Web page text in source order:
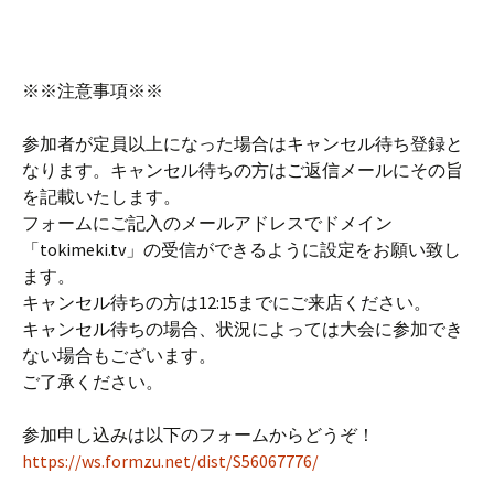
※※注意事項※※
参加者が定員以上になった場合はキャンセル待ち登録と
なります。キャンセル待ちの方はご返信メールにその旨
を記載いたします。
フォームにご記入のメールアドレスでドメイン
「tokimeki.tv」の受信ができるように設定をお願い致し
ます。
キャンセル待ちの方は12:15までにご来店ください。
キャンセル待ちの場合、状況によっては大会に参加でき
ない場合もございます。
ご了承ください。
参加申し込みは以下のフォームからどうぞ！
https://ws.formzu.net/dist/S56067776/